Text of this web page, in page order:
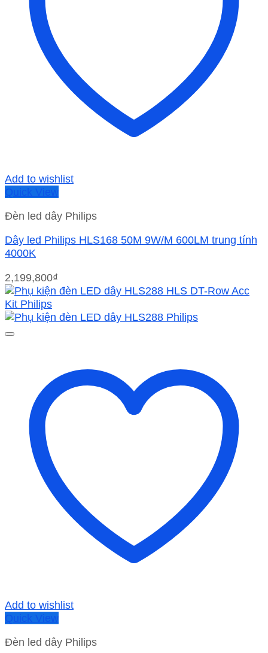
Add to wishlist
Quick View
Đèn led dây Philips
Dây led Philips HLS168 50M 9W/M 600LM trung tính
4000K
2,199,800₫
Add to wishlist
Quick View
Đèn led dây Philips